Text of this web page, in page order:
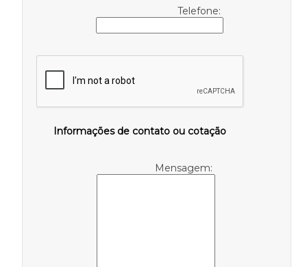
Telefone:
Informações de contato ou cotação
Mensagem: